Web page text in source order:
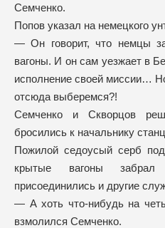
Семченко.
Попов указал на немецкого
— Он говорит, что немцы
вагоны. И он сам уезжает в
исполнение своей миссии…
отсюда выберемся?!
Семченко и Скворцов
бросились к начальнику
Пожилой седоусый серб
крытые вагоны забрал
присоединились и другие
— А хоть что-нибудь на
взмолился Семченко.